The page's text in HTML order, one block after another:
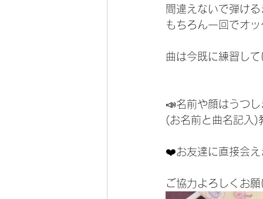
間違えないで弾け
もちろん一回でオ
曲は今既に練習し
📣名前や顔はうつ
(お名前と曲名記入)
❤️お友達に直接会え
ご協力よろしくお